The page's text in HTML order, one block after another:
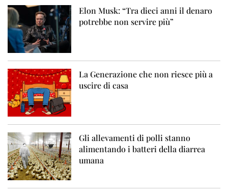
Elon Musk: “Tra dieci anni il denaro
potrebbe non servire più”
La Generazione che non riesce più a
uscire di casa
Gli allevamenti di polli stanno
alimentando i batteri della diarrea
umana